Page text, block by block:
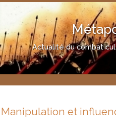
Actualité du combat
Manipulation et